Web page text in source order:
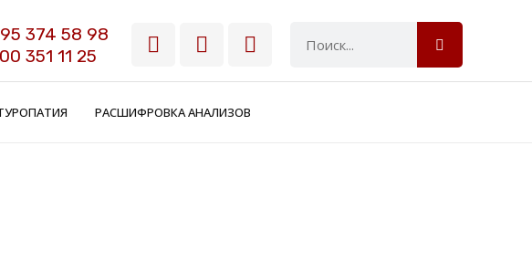
374 58 98
351 11 25
РАСШИФРОВКА АНАЛИЗОВ